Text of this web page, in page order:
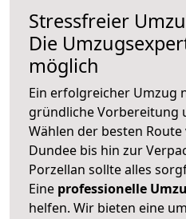
Stressfreier
Die
möglich
Ein erfolgreicher Umzug
gründliche Vorbereitung
Wählen der besten Route
Dundee bis hin zur
Porzellan sollte alles
Eine professionelle
helfen. Wir bieten eine